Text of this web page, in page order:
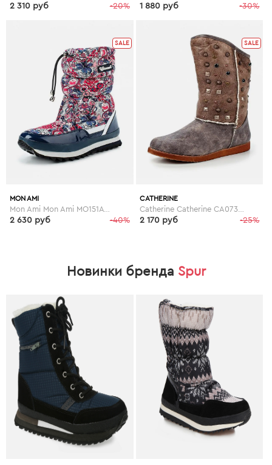
-20%
2 310 руб -30%
1 880 руб
SALE
MON AMI
-40%
2 630 руб
SALE
CATHERINE
Catherine Catherine CA073AWGOG91
-25%
2 170 руб
Новинки бренда Spur